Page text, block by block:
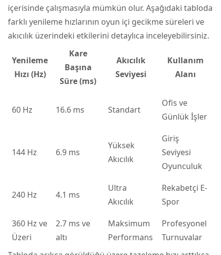
içerisinde çalışmasıyla mümkün olur. Aşağıdaki tabloda
farklı yenileme hızlarının oyun içi gecikme süreleri ve
akıcılık üzerindeki etkilerini detaylıca inceleyebilirsiniz.
Yenileme
Hızı (Hz)
Kare
Başına
Süre (ms)
Akıcılık
Seviyesi
Kullanım
Alanı
60 Hz 16.6 ms Standart
Ofis ve
Günlük İşler
144 Hz 6.9 ms
Yüksek
Akıcılık
Giriş
Seviyesi
Oyunculuk
240 Hz 4.1 ms
Ultra
Akıcılık
Rekabetçi E-
Spor
360 Hz ve
Üzeri
2.7 ms ve
altı
Maksimum
Performans
Profesyonel
Turnuvalar